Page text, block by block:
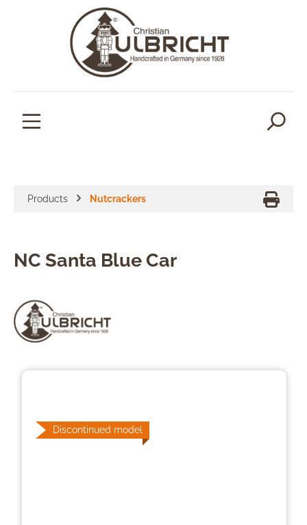
Products Nutcrackers
NC Santa Blue Car
Discontinued model